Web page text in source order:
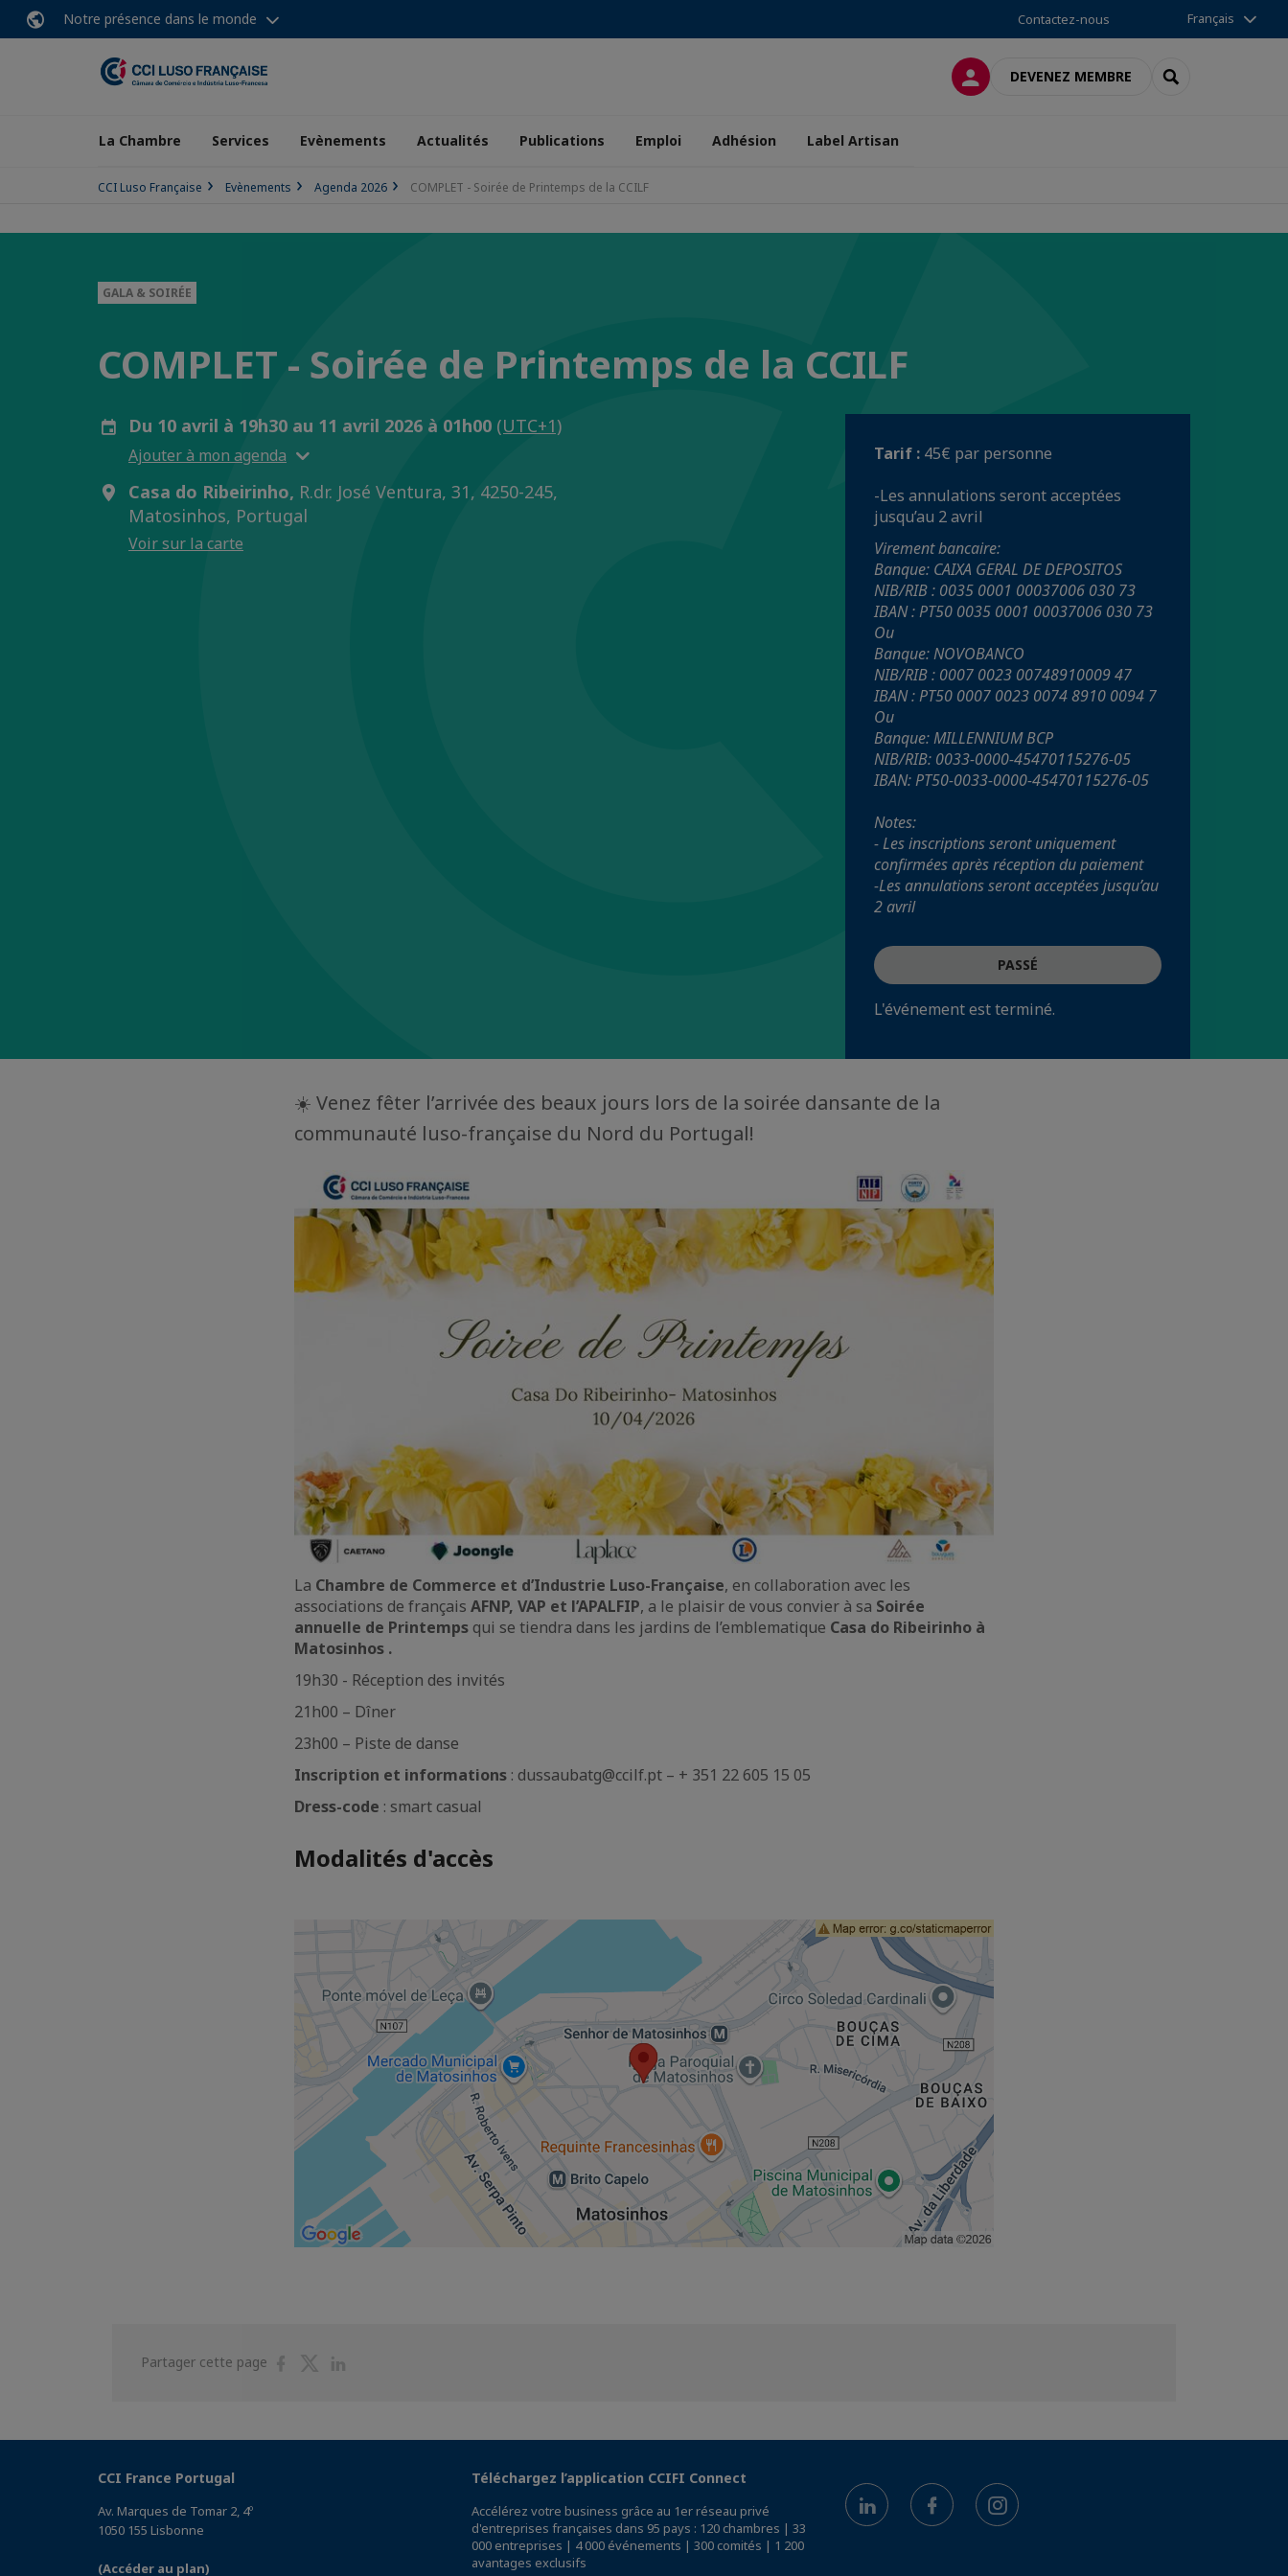
Notre présence dans le monde Contactez-nous Français
CONNEXIONDEVENEZ MEMBRE RECHERCHER
La Chambre Services Evènements Actualités Publications Emploi Adhésion Label Artisan
CCI Luso Française Evènements Agenda 2026 COMPLET - Soirée de Printemps de la CCILF
GALA & SOIRÉE
COMPLET - Soirée de Printemps de la CCILF
Du 10 avril à 19h30 au 11 avril 2026 à 01h00 (UTC+1)
Ajouter à mon agenda
Casa do Ribeirinho, R.dr. José Ventura, 31, 4250-245,
Matosinhos, Portugal
Voir sur la carte
Tarif : 45€ par personne
-Les annulations seront acceptées
jusqu’au 2 avril
Virement bancaire:
Banque: CAIXA GERAL DE DEPOSITOS
NIB/RIB : 0035 0001 00037006 030 73
IBAN : PT50 0035 0001 00037006 030 73
Ou
Banque: NOVOBANCO
NIB/RIB : 0007 0023 00748910009 47
IBAN : PT50 0007 0023 0074 8910 0094 7
Ou
Banque: MILLENNIUM BCP
NIB/RIB: 0033-0000-45470115276-05
IBAN: PT50-0033-0000-45470115276-05
Notes:
- Les inscriptions seront uniquement
confirmées après réception du paiement
-Les annulations seront acceptées jusqu’au
2 avril
PASSÉ
L'événement est terminé.
☀️ Venez fêter l’arrivée des beaux jours lors de la soirée dansante de la
communauté luso-française du Nord du Portugal!
La Chambre de Commerce et d’Industrie Luso-Française, en collaboration avec les
associations de français AFNP, VAP et l’APALFIP, a le plaisir de vous convier à sa Soirée
annuelle de Printempsqui se tiendra dans les jardins de l’emblematique Casa do Ribeirinho à
Matosinhos .
19h30 - Réception des invités
21h00 – Dîner
23h00 – Piste de danse
Inscription et informations : dussaubatg@ccilf.pt – + 351 22 605 15 05
Dress-code : smart casual
Modalités d'accès
Partager cette page
PartagerPartager
CCI France Portugal
Av. Marques de Tomar 2, 4º
1050 155 Lisbonne
(Accéder au plan)
Téléchargez l’application CCIFI Connect
Accélérez votre business grâce au 1er réseau privé
d'entreprises françaises dans 95 pays : 120 chambres | 33
000 entreprises | 4 000 événements | 300 comités | 1 200
avantages exclusifs